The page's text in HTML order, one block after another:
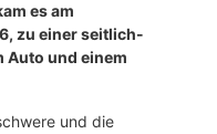
es am
zu einer seitlich-
Auto und einem
und die